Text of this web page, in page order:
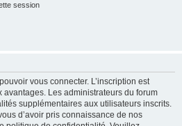
session
vous connecter. L’inscription est
Les administrateurs du forum
supplémentaires aux utilisateurs inscrits.
d’avoir pris connaissance de nos